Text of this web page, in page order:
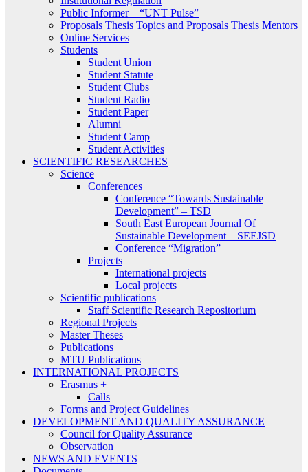
Public Informer – “UNT Pulse”
Proposals Thesis Topics and Proposals Thesis Mentors
Online Services
Students
Student Union
Student Statute
Student Clubs
Student Radio
Student Paper
Alumni
Student Camp
Student Activities
SCIENTIFIC RESEARCHES
Science
Conferences
Conference “Towards Sustainable
Development” – TSD
South East European Journal Of
Sustainable Development – SEEJSD
Conference “Migration”
Projects
International projects
Local projects
Scientific publications
Staff Scientific Research Repositorium
Regional Projects
Master Theses
Publications
MTU Publications
INTERNATIONAL PROJECTS
Erasmus +
Calls
Forms and Project Guidelines
DEVELOPMENT AND QUALITY ASSURANCE
Council for Quality Assurance
Observation
NEWS AND EVENTS